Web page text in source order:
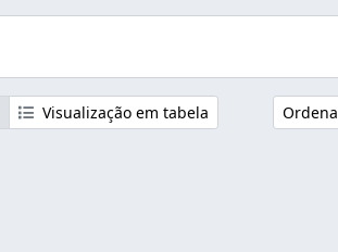
Visualização em tabela